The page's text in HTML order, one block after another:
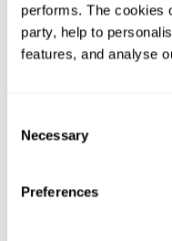
performs. The cookies
party, help to
features, and analyse
Selection
Necessary
Preferences
Neste momento, a
ligação por fibra às
até à caixa de
novas construções
total', mas serão
Chanceler fala sobre
estes novos